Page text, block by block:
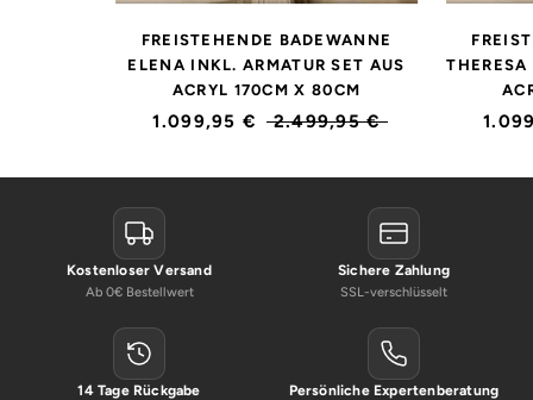
FREISTEHENDE BADEWANNE
ELENA INKL. ARMATUR SET AUS
ACRYL 170CM X 80CM
1.099,95 € 2.499,95 €
Kostenloser Versand
Ab 0€ Bestellwert
Sichere Zahlung
SSL-verschlüsselt
14 Tage Rückgabe Persönliche Expertenberatung